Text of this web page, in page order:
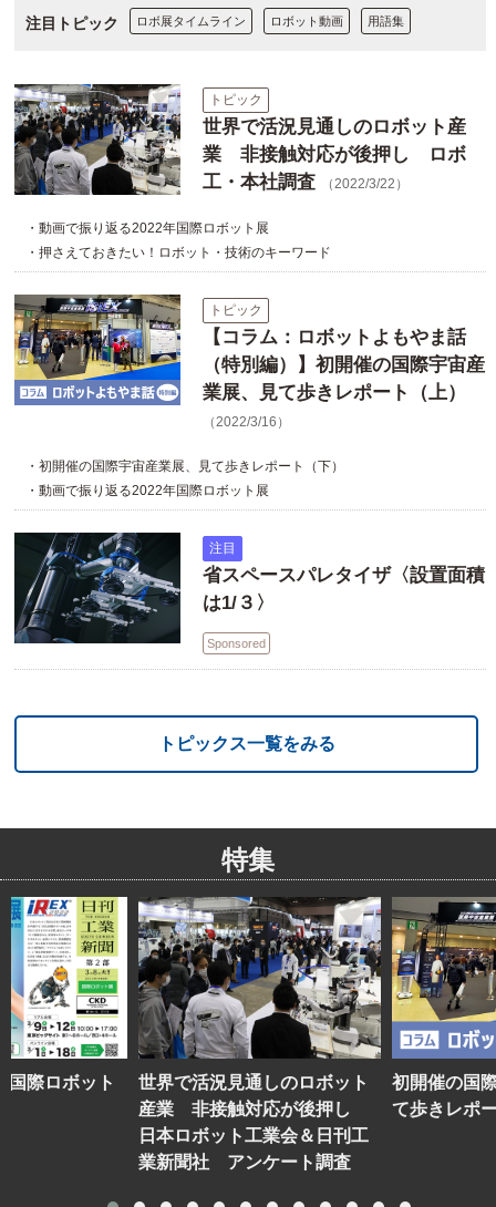
注目トピック ロボ展タイムライン ロボット動画 用語集
トピック
世界で活況見通しのロボット産
業 非接触対応が後押し ロボ
工・本社調査
（2022/3/22）
・動画で振り返る2022年国際ロボット展
・押さえておきたい！ロボット・技術のキーワード
トピック
【コラム：ロボットよもやま話
（特別編）】初開催の国際宇宙産
業展、見て歩きレポート（上）
（2022/3/16）
・初開催の国際宇宙産業展、見て歩きレポート（下）
・動画で振り返る2022年国際ロボット展
注目
省スペースパレタイザ〈設置面積
は1/３〉
Sponsored
トピックス一覧をみる
特集
国際ロボット
世界で活況見通しのロボット
産業 非接触対応が後押し
日本ロボット工業会＆日刊工
業新聞社 アンケート調査
初開催の国
て歩きレポ